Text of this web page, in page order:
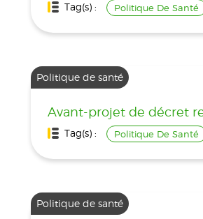
Tag(s) : Politique De Santé
Politique de santé
Avant-projet de décret
Tag(s) : Politique De Santé
Politique de santé